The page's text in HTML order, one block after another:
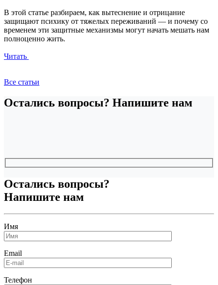
В этой статье разбираем, как вытеснение и отрицание
защищают психику от тяжелых переживаний — и почему со
временем эти защитные механизмы могут начать мешать нам
полноценно жить.
Читать
Все статьи
Остались вопросы? Напишите нам
Остались вопросы?
Напишите нам
Имя
Email
Телефон